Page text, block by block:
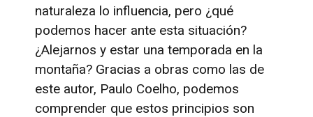
naturaleza lo influencia, pero ¿qué
podemos hacer ante esta situación?
¿Alejarnos y estar una temporada en la
montaña? Gracias a obras como las de
este autor, Paulo Coelho, podemos
comprender que estos principios son